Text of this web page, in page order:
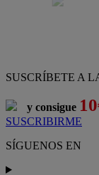
SUSCRÍBETE A
y consigue
SUSCRIBIRME
SÍGUENOS EN